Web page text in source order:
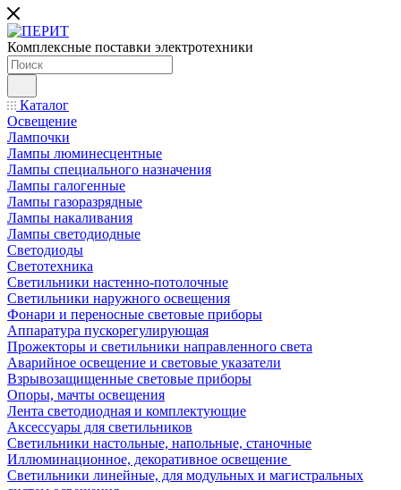
Комплексные поставки электротехники
Каталог
Освещение
Лампочки
Лампы люминесцентные
Лампы специального назначения
Лампы галогенные
Лампы газоразрядные
Лампы накаливания
Лампы светодиодные
Светодиоды
Светотехника
Светильники настенно-потолочные
Светильники наружного освещения
Фонари и переносные световые приборы
Аппаратура пускорегулирующая
Прожекторы и светильники направленного света
Аварийное освещение и световые указатели
Взрывозащищенные световые приборы
Опоры, мачты освещения
Лента светодиодная и комплектующие
Аксессуары для светильников
Светильники настольные, напольные, станочные
Иллюминационное, декоративное освещение
Светильники линейные, для модульных и магистральных